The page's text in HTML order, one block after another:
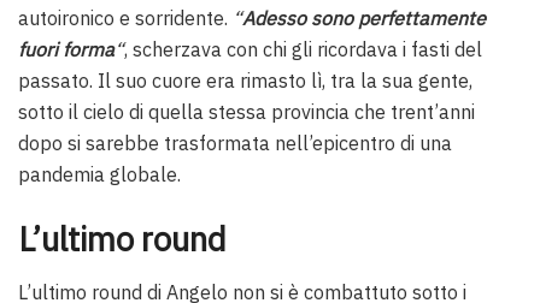
autoironico e sorridente. “Adesso sono perfettamente
fuori forma“, scherzava con chi gli ricordava i fasti del
passato. Il suo cuore era rimasto lì, tra la sua gente,
sotto il cielo di quella stessa provincia che trent’anni
dopo si sarebbe trasformata nell’epicentro di una
pandemia globale.
L’ultimo round
L’ultimo round di Angelo non si è combattuto sotto i